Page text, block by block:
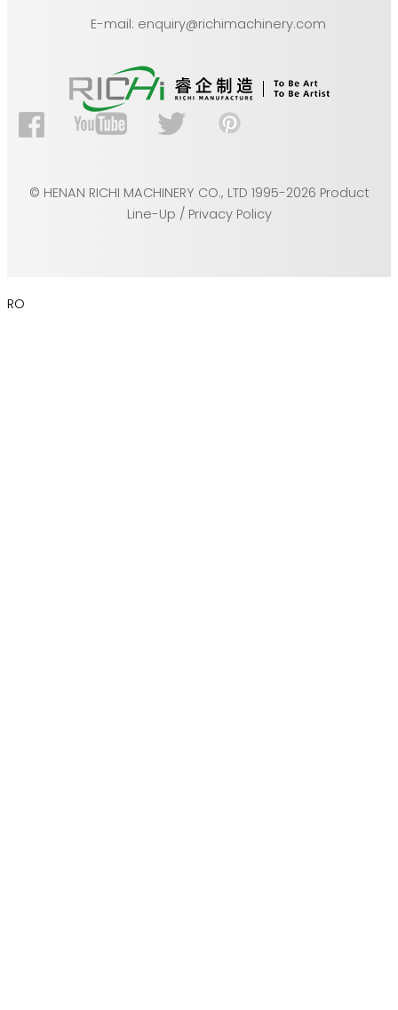
E-mail: enquiry@richimachinery.com
© HENAN RICHI MACHINERY CO., LTD 1995-2026 Product
Line-Up / Privacy Policy
RO